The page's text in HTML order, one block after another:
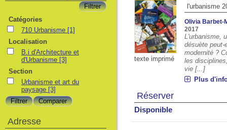
texte imprimé
l'urbanisme
Olivia Barbet-
2017
L'urbanisme,
désuète
modernité ?
les
vie [...]
Plus
Réserver
Disponible
Catégories
710 Urbanisme [1]
Localisation
B.i d'Architecture et
d'Urbanisme [3]
Section
Urbanisme et art du
paysage [3]
Adresse